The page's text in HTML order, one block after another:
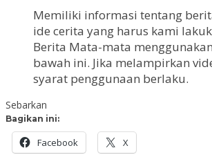
Memiliki informasi tentang
ide cerita yang harus kami
Berita Mata-mata
bawah ini. Jika melampirkan
syarat penggunaan berlaku.
Sebarkan
Bagikan ini:
Facebook X